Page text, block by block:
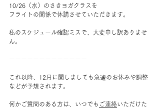
10/26（水）のさきヨガクラスを
フライトの関係で休講させていただきます。
私のスケジュール確認ミスで、大変申し訳ありませ
ん。
ーーーーーーーーーーーーー
これ以降、12月に関しましても急遽のお休みや調整
などが予想されます。
何かご質問のある方は、いつでも ご連絡いただけた